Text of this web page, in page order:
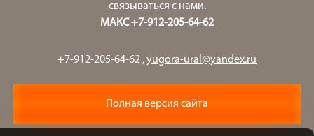
связываться с нами.
МАКС +7-912-205-64-62
+7-912-205-64-62 ,yugora-ural@yandex.ru
Полная версия сайта